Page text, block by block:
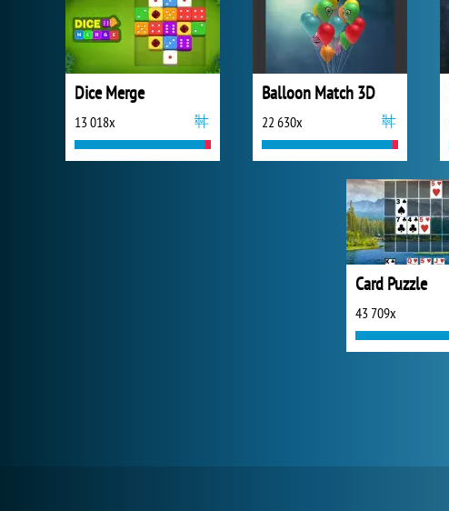
Dice Merge
13 018x
Balloon Match 3D
22 630x
Card Puzzle
43 709x